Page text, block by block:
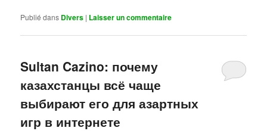
Publié dans Divers | Laisser un commentaire
Sultan Cazino: почему
казахстанцы всё чаще
выбирают его для азартных
игр в интернете